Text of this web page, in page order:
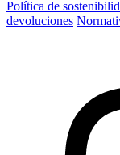
Política de
devoluciones